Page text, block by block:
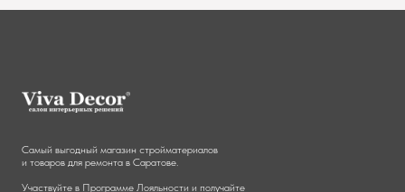
Самый выгодный магазин стройматериалов
и товаров для ремонта в Саратове.
Участвуйте в Программе Лояльности и получайте